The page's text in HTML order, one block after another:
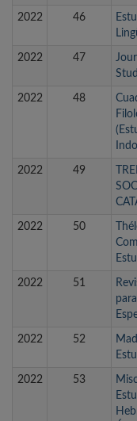
2022 46
2022 47
2022 48
2022 49
2022 50
2022 51
2022 52
2022 53